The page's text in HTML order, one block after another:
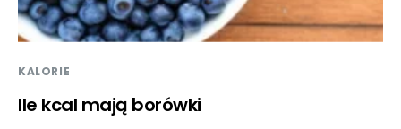
KALORIE
Ile kcal mają borówki